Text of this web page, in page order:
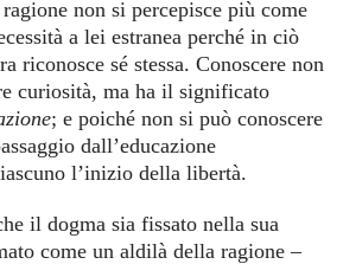
non si percepisce più come
a lei estranea perché in ciò
riconosce sé stessa. Conoscere non
curiosità, ma ha il significato
; e poiché non si può conoscere
dall’educazione
l’inizio della libertà.
il dogma sia fissato nella sua
come un aldilà della ragione –